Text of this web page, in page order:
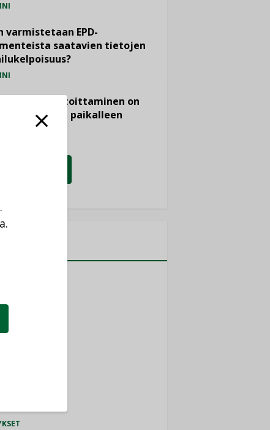
varmistetaan EPD-
saatavien tietojen
ja viemärimitoittaminen on
ajassa paikalleen